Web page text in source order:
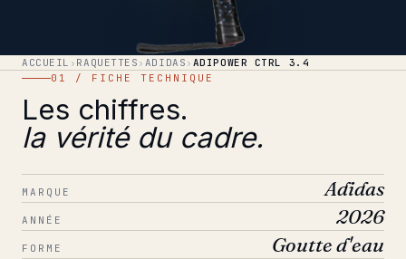
ACCUEIL › RAQUETTES › ADIDAS › ADIPOWER CTRL 3.4
01 / FICHE TECHNIQUE
Les chiffres.
la vérité du cadre.
MARQUE Adidas
ANNÉE 2026
FORME Goutte d'eau